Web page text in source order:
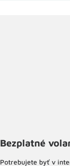
Bezplatné
Potrebujete byť v